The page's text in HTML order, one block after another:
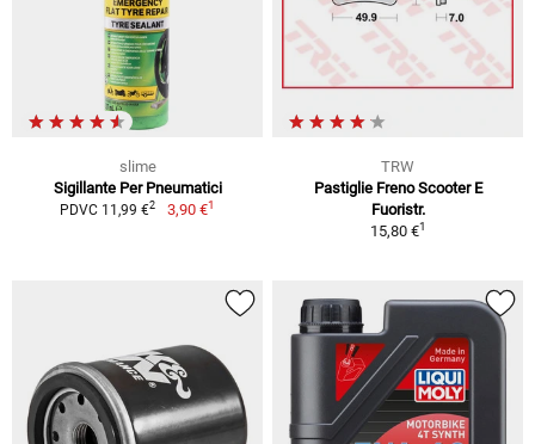
slime
Sigillante Per Pneumatici
PDVC 11,99 €2 3,90 €1
TRW
Pastiglie Freno Scooter E
Fuoristr.
15,80 €1